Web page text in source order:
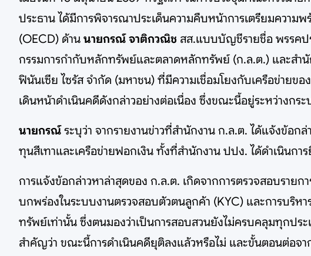
ประธาน ได้มีการพิจารณาประเด็นความคืบหน้าการเตรียมความ
(OECD) ด้าน นายกรณ์ จาติกวณิช สส.แบบบัญชีรายชื่อ พรรคป
กรรมการกำกับหลักทรัพย์และตลาดหลักทรัพย์ (ก.ล.ต.) และสำ
ฟินันเซีย ไซรัส จำกัด (มหาชน) ที่มีความเชื่อมโยงกับเครือข่ายของ
เดินหน้าดำเนินคดีดังกล่าวอย่างต่อเนื่อง ซึ่งขณะนี้อยู่ระหว่างก
นายกรณ์ระบุว่า จากรายงานข่าวที่สำนักงาน ก.ล.ต. ได้แจ้งข้
ทุนสีเทาและเครือข่ายฟอกเงิน ทั้งที่สำนักงาน ปปง. ได้ดำเนินก
การแจ้งข้อกล่าวหาล่าสุดของ ก.ล.ต. เกิดจากการตรวจสอบราย
บกพร่องในระบบงานตรวจสอบตัวตนลูกค้า (KYC) และการบริห
ทรัพย์เท่านั้น ซึ่งตนมองว่าเป็นการสอบสวนยังไม่ครบคลุมทุกปร
สำคัญว่า ขณะนี้การดำเนินคดียุติลงแล้วหรือไม่ และขั้นตอนต่อจา